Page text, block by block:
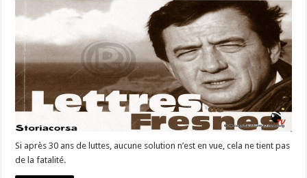
Marcel
Lorenzoni
« DOCUMENT
DE
REFLEXION
:
CAUSES
INTERNES
ET
EXTERNES »
Si après 30 ans de luttes, aucune solution n’est en vue, cela ne tient pas
de la fatalité.